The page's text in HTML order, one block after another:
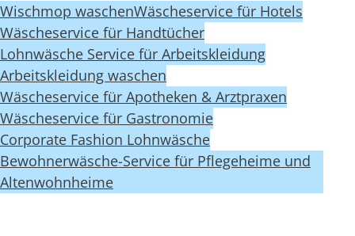
Wischmop waschenWäscheservice für Hotels
Wäscheservice für Handtücher
Lohnwäsche Service für Arbeitskleidung
Arbeitskleidung waschen
Wäscheservice für Apotheken & Arztpraxen
Wäscheservice für Gastronomie
Corporate Fashion Lohnwäsche
Bewohnerwäsche-Service für Pflegeheime und
Altenwohnheime